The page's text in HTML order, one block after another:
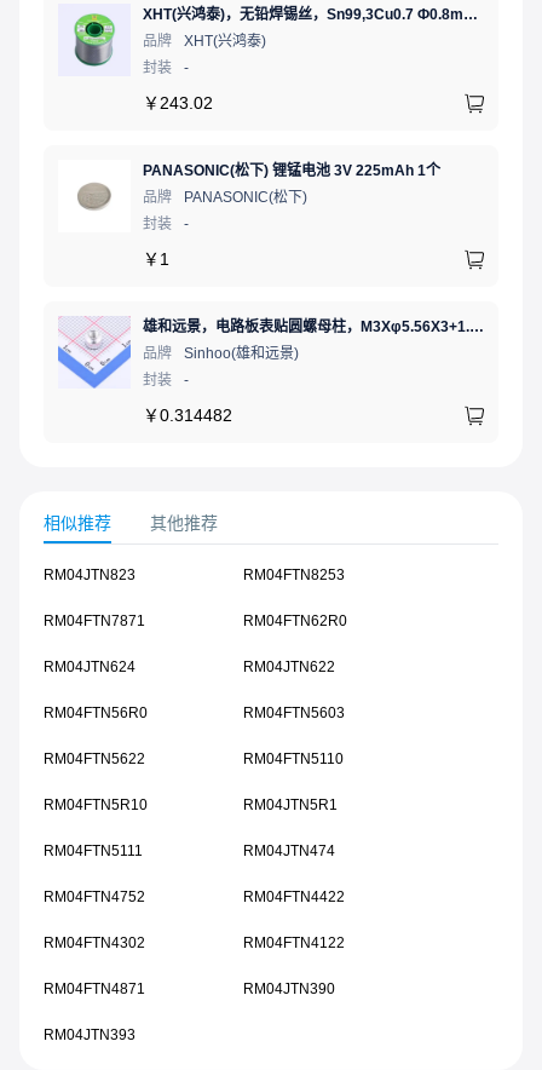
XHT(兴鸿泰)，无铅焊锡丝，Sn99,3Cu0.7 Ф0.8mm 500G，环保锡线，免洗焊锡丝/锡线,1卷（含松香）
品牌
XHT(兴鸿泰)
封装
-
￥ 243.02
PANASONIC(松下) 锂锰电池 3V 225mAh 1个
品牌
PANASONIC(松下)
封装
-
￥ 1
雄和远景，电路板表贴圆螺母柱，M3Xφ5.56X3+1.53，铜镀锡，编带装
品牌
Sinhoo(雄和远景)
封装
-
￥0.314482
相似推荐 其他推荐
RM04JTN823 RM04FTN8253
RM04FTN7871 RM04FTN62R0
RM04JTN624 RM04JTN622
RM04FTN56R0 RM04FTN5603
RM04FTN5622 RM04FTN5110
RM04FTN5R10 RM04JTN5R1
RM04FTN5111 RM04JTN474
RM04FTN4752 RM04FTN4422
RM04FTN4302 RM04FTN4122
RM04FTN4871 RM04JTN390
RM04JTN393